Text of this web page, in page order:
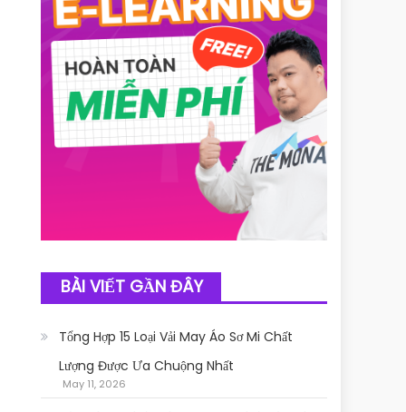
BÀI VIẾT GẦN ĐÂY
Tổng Hợp 15 Loại Vải May Áo Sơ Mi Chất
Lượng Được Ưa Chuộng Nhất
May 11, 2026